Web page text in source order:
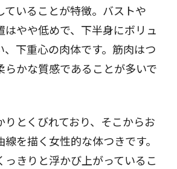
ていることが特徴。バストや
はやや低めで、下半身にボリュ
、下重心の肉体です。筋肉はつ
らかな質感であることが多いで
りとくびれており、そこからお
を描く女性的な体つきです。
きりと浮かび上がっているこ